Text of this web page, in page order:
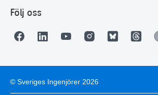
Följ oss
© Sveriges Ingenjörer 2026